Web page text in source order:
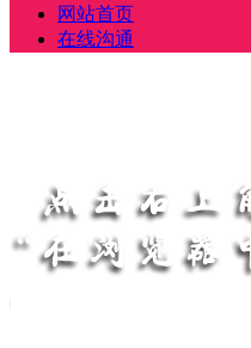
网站首页
在线沟通